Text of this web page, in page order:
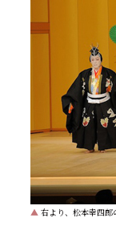
▲ 右より、松本幸四郎